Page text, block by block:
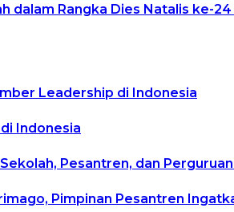
dalam Rangka Dies Natalis ke-24
Leadership di Indonesia
Indonesia
Pesantren, dan
Pimpinan Pesantren